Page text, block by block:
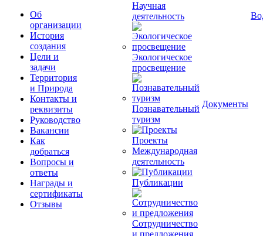
Об
организации
История
создания
Цели и
задачи
Территория
и Природа
Контакты и
реквизиты
Руководство
Вакансии
Как
добраться
Вопросы и
ответы
Награды и
сертификаты
Отзывы
Научная
деятельность
Экологическое
просвещение
Познавательный
туризм
Проекты
Международная
деятельность
Публикации
Сотрудничество
и предложения
Документы